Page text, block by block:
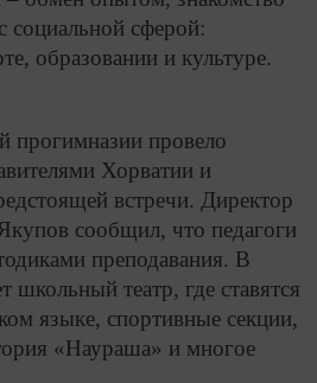
социальной сферой:
образовании и культуре.
прогимназии провело
Хорватии и
встречи. Директор
сообщил, что педагоги
преподавания. В
школьный театр, где ставятся
языке, спортивные секции,
«Наураша» и многое